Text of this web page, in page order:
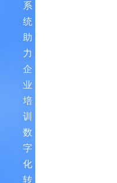
系
统，
助
力
企
业
培
训
数
字
化
转